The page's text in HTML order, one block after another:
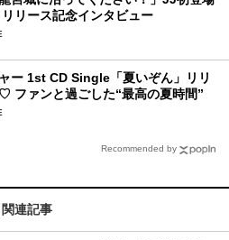
リース記念インタビュー
ー 1st CD Single「夏いぞん」リリ
ファンと過ごした“最高の夏時間”
Recommended by
関連記事